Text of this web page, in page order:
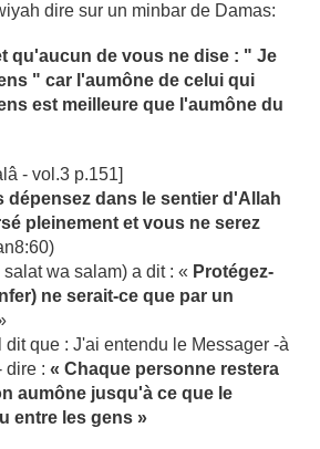
dire sur un minbar de Damas:
qu'aucun de vous ne dise : " Je
" car l'aumône de celui qui
est meilleure que l'aumône du
- vol.3 p.151]
dépensez dans le sentier d'Allah
pleinement et vous ne serez
salat wa salam) a dit : « Protégez-
ne serait-ce que par un
que : J'ai entendu le Messager -à
dire : « Chaque personne restera
aumône jusqu'à ce que le
entre les gens »